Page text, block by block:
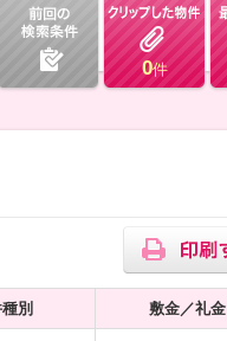
0件
別 敷金／礼金